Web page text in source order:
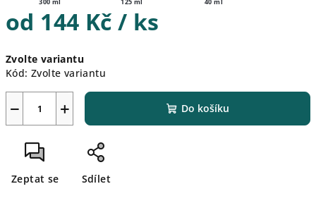
od 144 Kč / ks
cena:
Zvolte variantu
Kód: Zvolte variantu
+
− Do košíku
Zeptat se Sdílet